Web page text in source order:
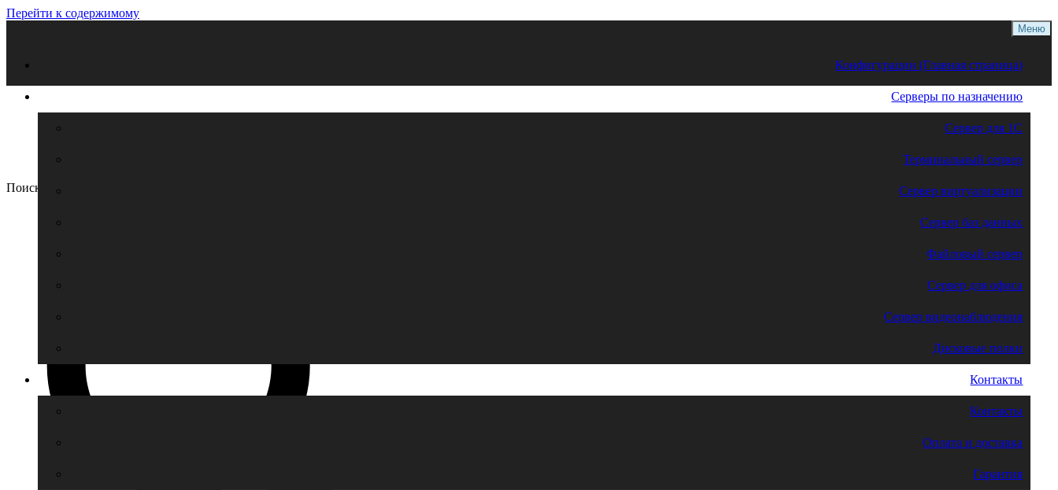
Перейти к содержимому
Меню
Конфигурации (Главная страница)
Серверы по назначению
Сервер для 1С
Терминальный сервер
Сервер виртуализации
Сервер баз данных
Файловый сервер
Сервер для офиса
Сервер видеонаблюдения
Дисковые полки
Контакты
Контакты
Оплата и доставка
Гарантия
Поиск